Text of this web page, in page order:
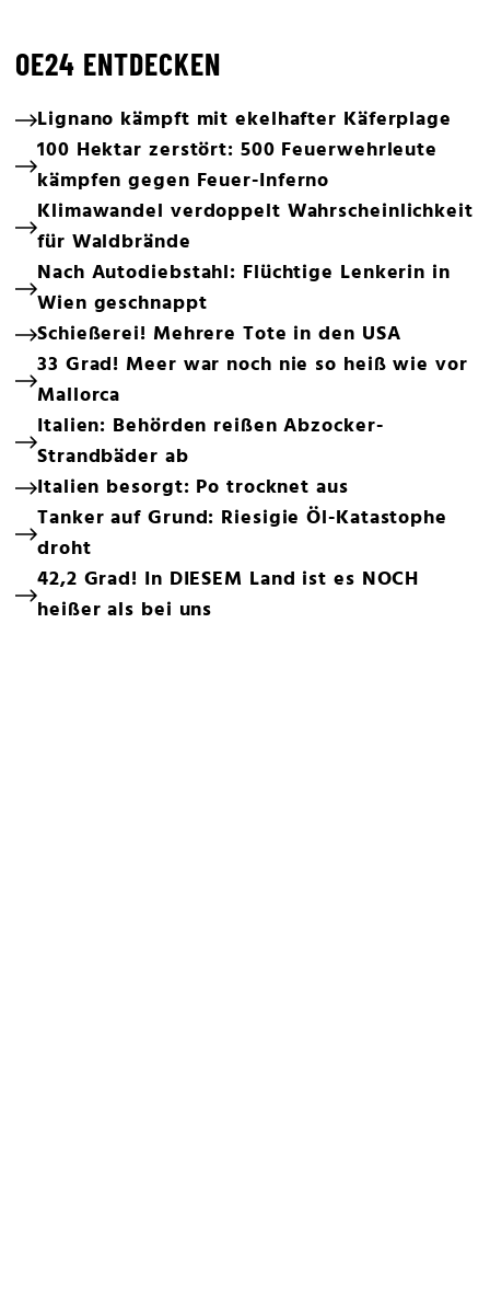
OE24 ENTDECKEN
Lignano kämpft mit ekelhafter Käferplage
100 Hektar zerstört: 500 Feuerwehrleute
kämpfen gegen Feuer-Inferno
Klimawandel verdoppelt Wahrscheinlichkeit
für Waldbrände
Nach Autodiebstahl: Flüchtige Lenkerin in
Wien geschnappt
Schießerei! Mehrere Tote in den USA
33 Grad! Meer war noch nie so heiß wie vor
Mallorca
Italien: Behörden reißen Abzocker-
Strandbäder ab
Italien besorgt: Po trocknet aus
Tanker auf Grund: Riesigie Öl-Katastophe
droht
42,2 Grad! In DIESEM Land ist es NOCH
heißer als bei uns